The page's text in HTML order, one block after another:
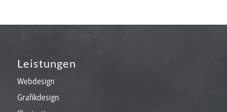
Leistungen
Webdesign
Grafikdesign